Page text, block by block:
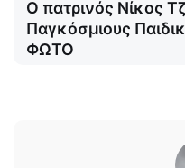
Ο πατρινός Νίκος
Παγκόσμιους
ΦΩΤΟ